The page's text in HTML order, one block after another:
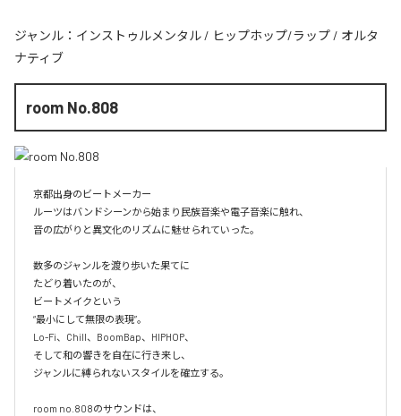
ジャンル： インストゥルメンタル / ヒップホップ/ラップ / オルタ
ナティブ
room No.808
京都出身のビートメーカー
ルーツはバンドシーンから始まり民族音楽や電子音楽に触れ、
音の広がりと異文化のリズムに魅せられていった。
数多のジャンルを渡り歩いた果てに
たどり着いたのが、
ビートメイクという
“最小にして無限の表現”。
Lo-Fi、Chill、BoomBap、HIPHOP、
そして和の響きを自在に行き来し、
ジャンルに縛られないスタイルを確立する。
room no.808のサウンドは、